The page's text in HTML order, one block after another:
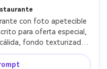
con foto apetecible
para oferta especial,
fondo texturizado
código QR, estética
y legible, sin marca de